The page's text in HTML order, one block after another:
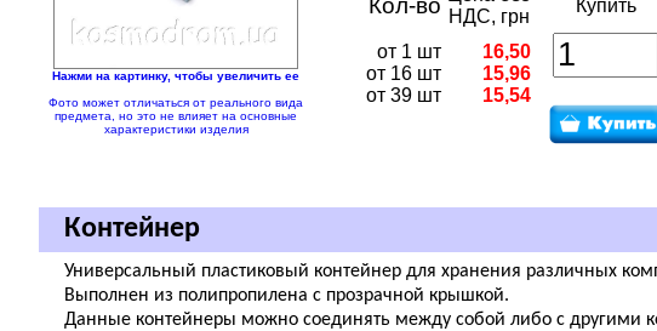
Нажми на картинку, чтобы увеличить ее
Фото может отличаться от реального вида
предмета, но это не влияет на основные
характеристики изделия
Кол-во НДС, грн
Купить
от 1 шт
от 16 шт
от 39 шт
16,50
15,96
15,54
Контейнер
Универсальный пластиковый контейнер для хранения различных
Выполнен из полипропилена с прозрачной крышкой.
Данные контейнеры можно соединять между собой либо с другими